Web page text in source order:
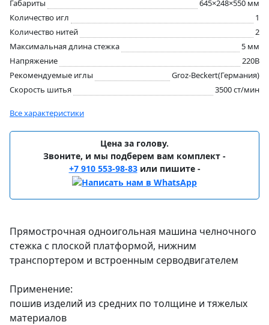
Габариты
645×248×550 мм
Количество игл
1
Количество нитей
2
Максимальная длина стежка
5 мм
Напряжение
220В
Рекомендуемые иглы
Groz-Beckert(Германия)
Скорость шитья
3500 ст/мин
Все характеристики
Цена за голову.
Звоните, и мы подберем вам комплект -
+7 910 553-98-83или пишите -
Прямострочная одноигольная машина челночного
стежка с плоской платформой, нижним
транспортером и встроенным серводвигателем
Применение:
пошив изделий из средних по толщине и тяжелых
материалов